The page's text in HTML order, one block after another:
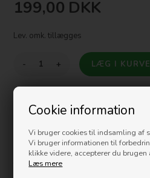
Cookie information
Vi bruger cookies til indsamling af
Vi bruger informationen til
klikke videre, accepterer du brugen
Læs mere
199,00 DKK
Lev. omk. tillægges
- +
Beskrivelse
Traktoren er fremstillet i kraftigt